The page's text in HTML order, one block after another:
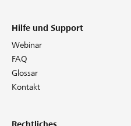
Hilfe und Support
Webinar
FAQ
Glossar
Kontakt